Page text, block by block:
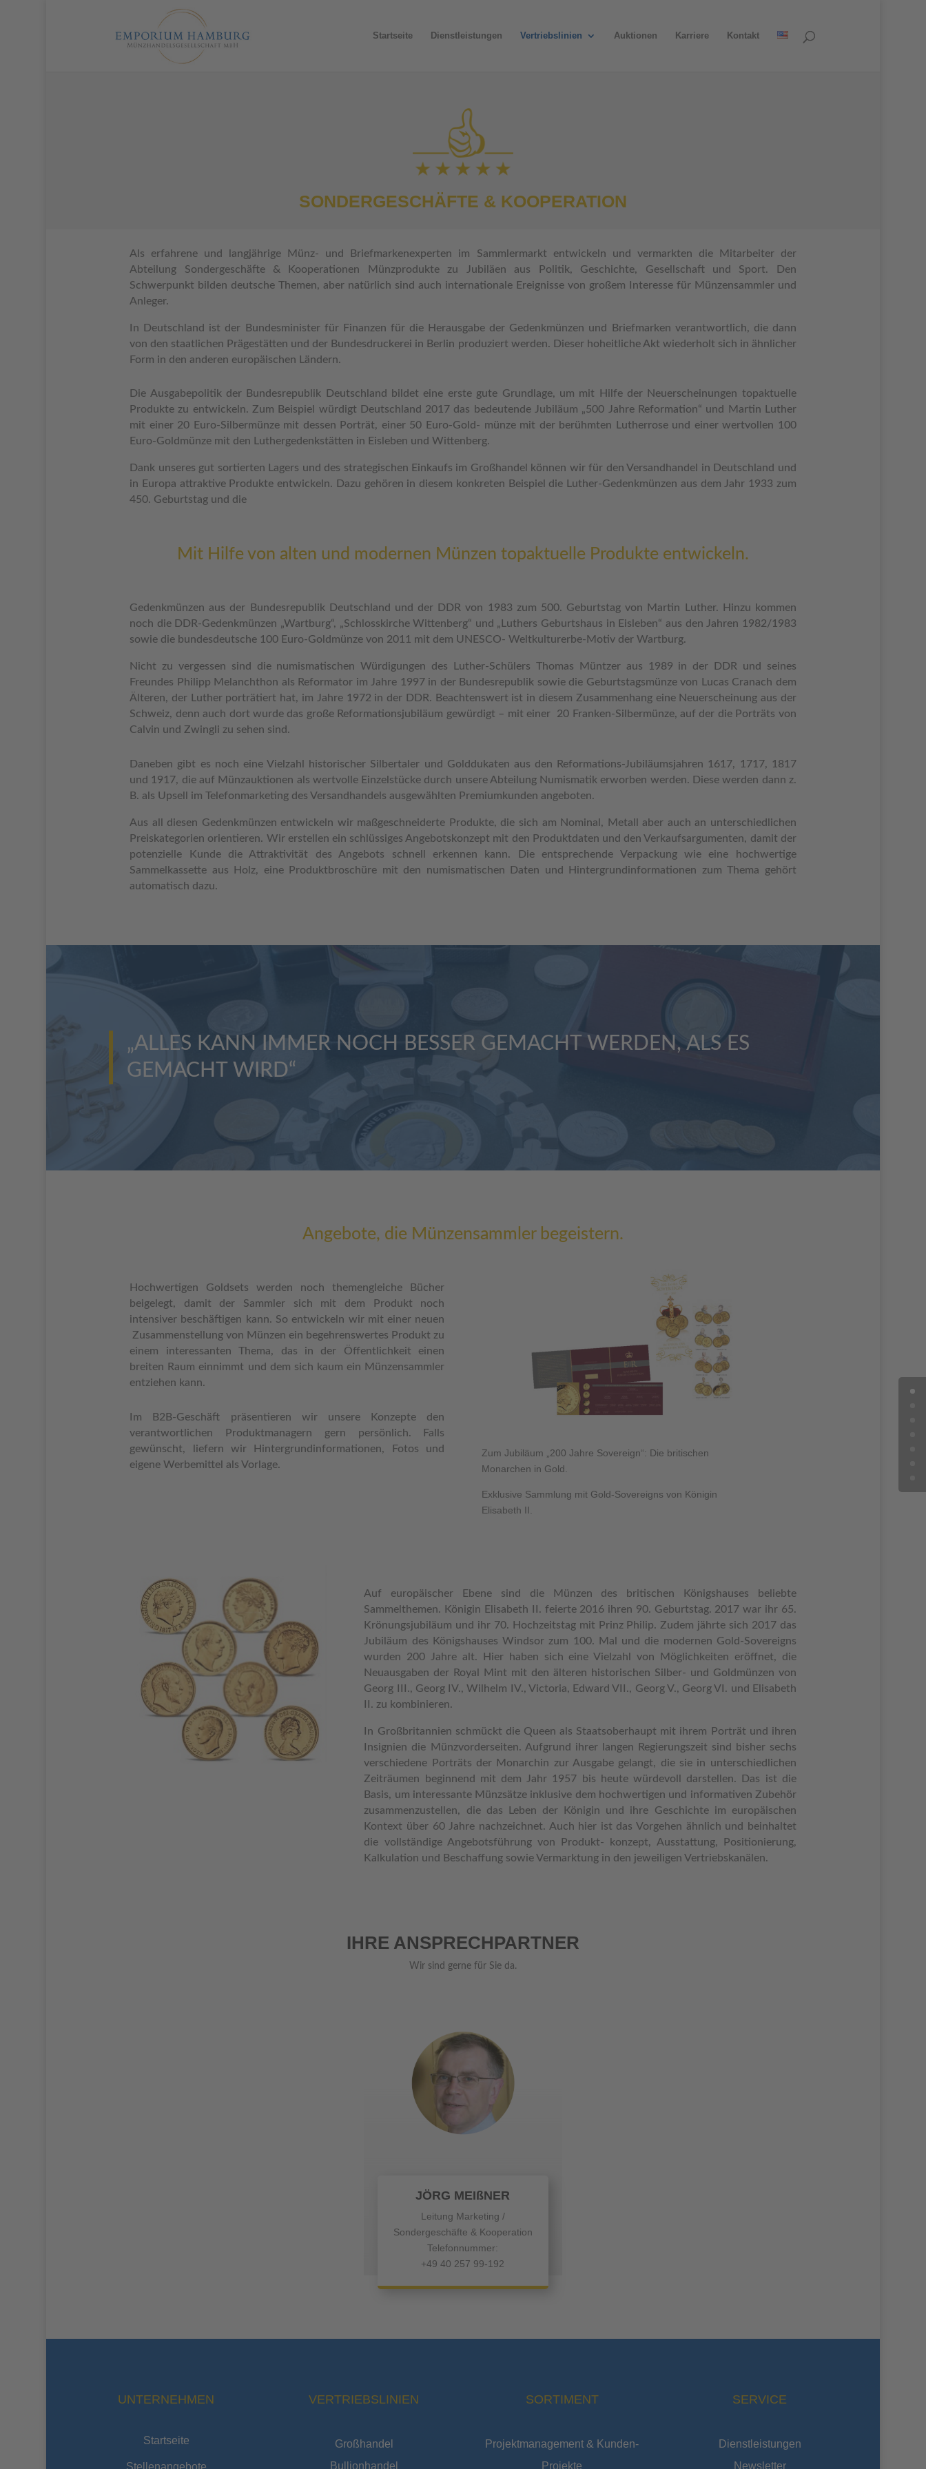
Startseite Dienstleistungen Vertriebslinien Auktionen Karriere Kontakt
SONDERGESCHÄFTE & KOOPERATION
Als erfahrene und langjährige Münz- und Briefmarkenexperten im Sammlermarkt entwickeln und vermarkten die Mitarbeiter der
Abteilung Sondergeschäfte & Kooperationen Münzprodukte zu Jubiläen aus Politik, Geschichte, Gesellschaft und Sport. Den
Schwerpunkt bilden deutsche Themen, aber natürlich sind auch internationale Ereignisse von großem Interesse für Münzensammler und
Anleger.
In Deutschland ist der Bundesminister für Finanzen für die Herausgabe der Gedenkmünzen und Briefmarken verantwortlich, die dann
von den staatlichen Prägestätten und der Bundesdruckerei in Berlin produziert werden. Dieser hoheitliche Akt wiederholt sich in ähnlicher
Form in den anderen europäischen Ländern.
Die Ausgabepolitik der Bundesrepublik Deutschland bildet eine erste gute Grundlage, um mit Hilfe der Neuerscheinungen topaktuelle
Produkte zu entwickeln. Zum Beispiel würdigt Deutschland 2017 das bedeutende Jubiläum „500 Jahre Reformation“ und Martin Luther
mit einer 20 Euro-Silbermünze mit dessen Porträt, einer 50 Euro-Gold- münze mit der berühmten Lutherrose und einer wertvollen 100
Euro-Goldmünze mit den Luthergedenkstätten in Eisleben und Wittenberg.
Dank unseres gut sortierten Lagers und des strategischen Einkaufs im Großhandel können wir für den Versandhandel in Deutschland und
in Europa attraktive Produkte entwickeln. Dazu gehören in diesem konkreten Beispiel die Luther-Gedenkmünzen aus dem Jahr 1933 zum
450. Geburtstag und die
Mit Hilfe von alten und modernen Münzen topaktuelle Produkte entwickeln.
Gedenkmünzen aus der Bundesrepublik Deutschland und der DDR von 1983 zum 500. Geburtstag von Martin Luther. Hinzu kommen
noch die DDR-Gedenkmünzen „Wartburg“, „Schlosskirche Wittenberg“ und „Luthers Geburtshaus in Eisleben“ aus den Jahren 1982/1983
sowie die bundesdeutsche 100 Euro-Goldmünze von 2011 mit dem UNESCO- Weltkulturerbe-Motiv der Wartburg.
Nicht zu vergessen sind die numismatischen Würdigungen des Luther-Schülers Thomas Müntzer aus 1989 in der DDR und seines
Freundes Philipp Melanchthon als Reformator im Jahre 1997 in der Bundesrepublik sowie die Geburtstagsmünze von Lucas Cranach dem
Älteren, der Luther porträtiert hat, im Jahre 1972 in der DDR. Beachtenswert ist in diesem Zusammenhang eine Neuerscheinung aus der
Schweiz, denn auch dort wurde das große Reformationsjubiläum gewürdigt – mit einer 20 Franken-Silbermünze, auf der die Porträts von
Calvin und Zwingli zu sehen sind.
Daneben gibt es noch eine Vielzahl historischer Silbertaler und Golddukaten aus den Reformations-Jubiläumsjahren 1617, 1717, 1817
und 1917, die auf Münzauktionen als wertvolle Einzelstücke durch unsere Abteilung Numismatik erworben werden. Diese werden dann z.
B. als Upsell im Telefonmarketing desVersandhandels ausgewählten Premiumkunden angeboten.
Aus all diesen Gedenkmünzen entwickeln wir maßgeschneiderte Produkte, die sich am Nominal, Metall aber auch an unterschiedlichen
Preiskategorien orientieren. Wir erstellen ein schlüssiges Angebotskonzept mit den Produktdaten und den Verkaufsargumenten, damit der
potenzielle Kunde die Attraktivität des Angebots schnell erkennen kann. Die entsprechende Verpackung wie eine hochwertige
Sammelkassette aus Holz, eine Produktbroschüre mit den numismatischen Daten und Hintergrundinformationen zum Thema gehört
automatisch dazu.
„ALLES KANN IMMER NOCH BESSER GEMACHT WERDEN, ALS ES
GEMACHT WIRD“
Angebote, die Münzensammler begeistern.
Hochwertigen Goldsets werden noch themengleiche Bücher
beigelegt, damit der Sammler sich mit dem Produkt noch
intensiver beschäftigen kann. So entwickeln wir mit einer neuen
Zusammenstellung von Münzen ein begehrenswertes Produkt zu
einem interessanten Thema, das in der Öffentlichkeit einen
breiten Raum einnimmt und dem sich kaum ein Münzensammler
entziehen kann.
Im B2B-Geschäft präsentieren wir unsere Konzepte den
verantwortlichen Produktmanagern gern persönlich. Falls
gewünscht, liefern wir Hintergrundinformationen, Fotos und
eigene Werbemittel als Vorlage.
Zum Jubiläum „200 Jahre Sovereign“: Die britischen
Monarchen in Gold.
Exklusive Sammlung mit Gold-Sovereigns von Königin
Elisabeth II.
Auf europäischer Ebene sind die Münzen des britischen Königshauses beliebte
Sammelthemen. Königin Elisabeth II. feierte 2016 ihren 90. Geburtstag. 2017 war ihr 65.
Krönungsjubiläum und ihr 70. Hochzeitstag mit Prinz Philip. Zudem jährte sich 2017 das
Jubiläum des Königshauses Windsor zum 100. Mal und die modernen Gold-Sovereigns
wurden 200 Jahre alt. Hier haben sich eine Vielzahl von Möglichkeiten eröffnet, die
Neuausgaben der Royal Mint mit den älteren historischen Silber- und Goldmünzen von
Georg III., Georg IV., Wilhelm IV., Victoria, Edward VII., Georg V., Georg VI. und Elisabeth
II. zu kombinieren.
In Großbritannien schmückt die Queen als Staatsoberhaupt mit ihrem Porträt und ihren
Insignien die Münzvorderseiten. Aufgrund ihrer langen Regierungszeit sind bisher sechs
verschiedene Porträts der Monarchin zur Ausgabe gelangt, die sie in unterschiedlichen
Zeiträumen beginnend mit dem Jahr 1957 bis heute würdevoll darstellen. Das ist die
Basis, um interessante Münzsätze inklusive dem hochwertigen und informativen Zubehör
zusammenzustellen, die das Leben der Königin und ihre Geschichte im europäischen
Kontext über 60 Jahre nachzeichnet. Auch hier ist das Vorgehen ähnlich und beinhaltet
die vollständige Angebotsführung von Produkt- konzept, Ausstattung, Positionierung,
Kalkulation und Beschaffung sowie Vermarktung in den jeweiligen Vertriebskanälen.
IHRE ANSPRECHPARTNER
Wir sind gerne für Sie da.
JÖRG MEIßNER
Leitung Marketing /
Sondergeschäfte & Kooperation
Telefonnummer:
+49 40 257 99-192
UNTERNEHMEN
Startseite
Stellenangebote
VERTRIEBSLINIEN
Großhandel
Bullionhandel
SORTIMENT
Projektmanagement & Kunden-
Projekte
SERVICE
Dienstleistungen
Newsletter